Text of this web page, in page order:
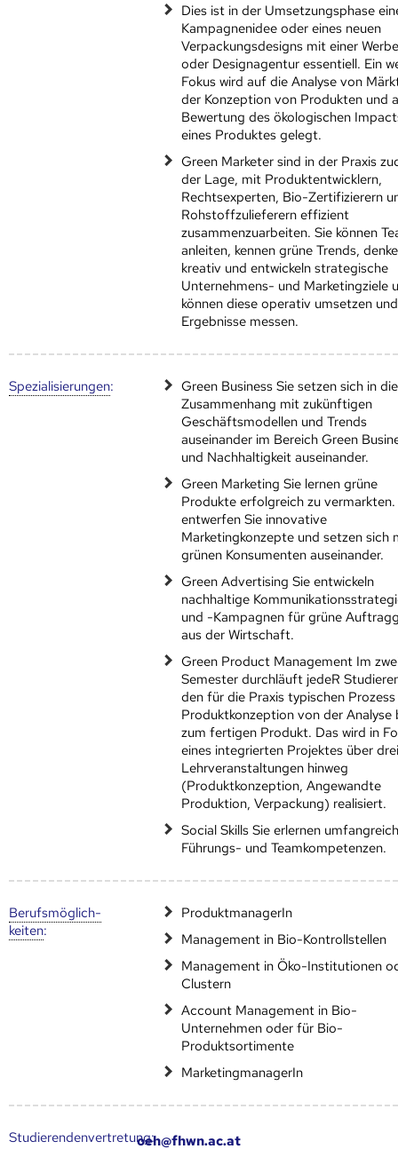
Dies ist in der Umsetzungsphase
Kampagnenidee oder eines neuen
Verpackungsdesigns mit einer
oder Designagentur essentiell. Ein
Fokus wird auf die Analyse von
der Konzeption von Produkten und
Bewertung des ökologischen
eines Produktes gelegt.
Green Marketer sind in der Praxis
der Lage, mit Produktentwicklern,
Rechtsexperten, Bio-Zertifizierern
Rohstoffzulieferern effizient
zusammenzuarbeiten. Sie können
anleiten, kennen grüne Trends,
kreativ und entwickeln strategische
Unternehmens- und Marketingziele
können diese operativ umsetzen
Ergebnisse messen.
Speziali­sierungen:
Green Business Sie setzen sich in
Zusammenhang mit zukünftigen
Geschäftsmodellen und Trends
auseinander im Bereich Green
und Nachhaltigkeit auseinander.
Green Marketing Sie lernen grüne
Produkte erfolgreich zu
entwerfen Sie innovative
Marketingkonzepte und setzen sich
grünen Konsumenten auseinander.
Green Advertising Sie entwickeln
nachhaltige
und -Kampagnen für grüne
aus der Wirtschaft.
Green Product Management Im
Semester durchläuft jedeR
den für die Praxis typischen
Produktkonzeption von der Analyse
zum fertigen Produkt. Das wird in
eines integrierten Projektes über
Lehrveranstaltungen hinweg
(Produktkonzeption, Angewandte
Produktion, Verpackung) realisiert.
Social Skills Sie erlernen
Führungs- und Teamkompetenzen.
Berufs­möglich­
keiten:
ProduktmanagerIn
Management in Bio-Kontrollstellen
Management in Öko-Institutionen
Clustern
Account Management in Bio-
Unternehmen oder für Bio-
Produktsortimente
MarketingmanagerIn
Studierendenvertretung:oeh@fhwn.ac.at